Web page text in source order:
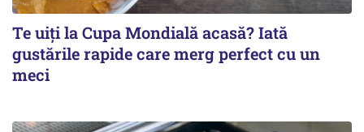
Te uiți la Cupa Mondială acasă? Iată
gustările rapide care merg perfect cu un
meci